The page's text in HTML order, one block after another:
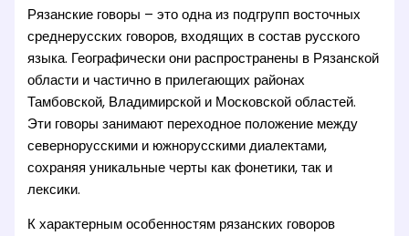
Рязанские говоры – это одна из подгрупп восточных
среднерусских говоров, входящих в состав русского
языка. Географически они распространены в Рязанской
области и частично в прилегающих районах
Тамбовской, Владимирской и Московской областей.
Эти говоры занимают переходное положение между
севернорусскими и южнорусскими диалектами,
сохраняя уникальные черты как фонетики, так и
лексики.
К характерным особенностям рязанских говоров